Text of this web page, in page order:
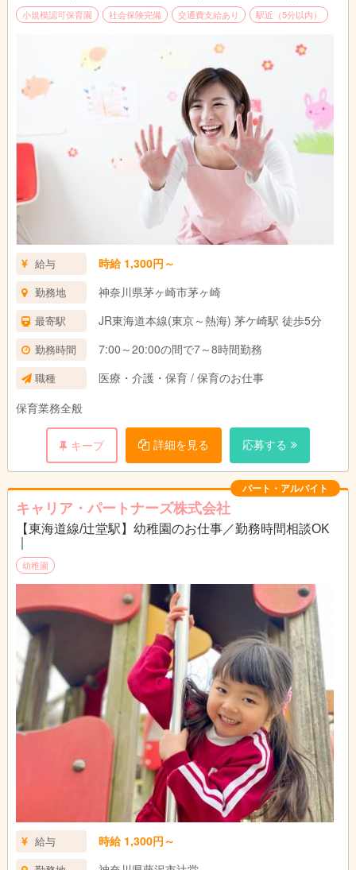
小規模認可保育園 社会保険完備 交通費支給あり 駅近（5分以内）
給与 時給 1,300円～
勤務地 神奈川県茅ヶ崎市茅ヶ崎
最寄駅 JR東海道本線(東京～熱海) 茅ケ崎駅 徒歩5分
勤務時間 7:00～20:00の間で7～8時間勤務
職種
医療・介護・保育 / 保育のお仕事
保育業務全般
キープ 詳細を見る 応募する
パート・アルバイト
キャリア・パートナーズ株式会社
【東海道線/辻堂駅】幼稚園のお仕事／勤務時間相談OK
幼稚園
給与 時給 1,300円～